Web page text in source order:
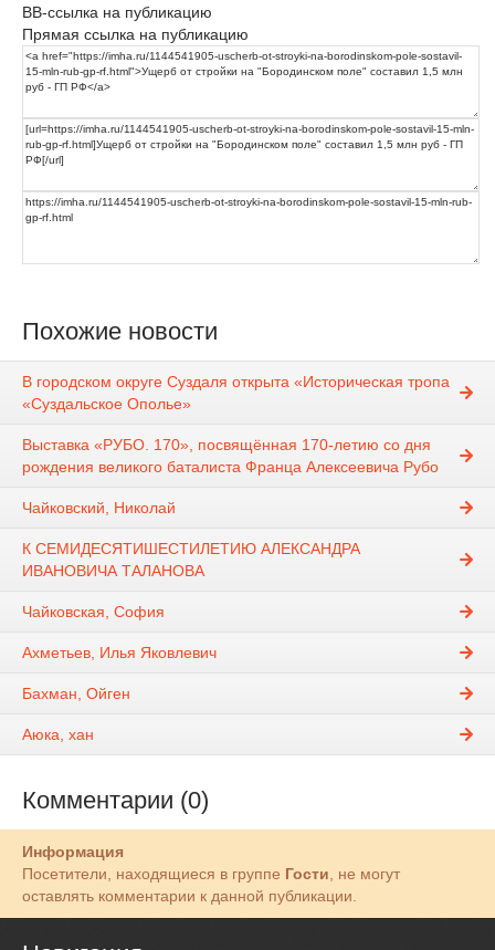
BB-ссылка на публикацию
Прямая ссылка на публикацию
Похожие новости
В городском округе Суздаля открыта «Историческая тропа
«Суздальское Ополье»
Выставка «РУБО. 170», посвящённая 170-летию со дня
рождения великого баталиста Франца Алексеевича Рубо
Чайковский, Николай
К СЕМИДЕСЯТИШЕСТИЛЕТИЮ АЛЕКСАНДРА
ИВАНОВИЧА ТАЛАНОВА
Чайковская, София
Ахметьев, Илья Яковлевич
Бахман, Ойген
Аюка, хан
Комментарии (0)
Информация
Посетители, находящиеся в группе Гости , не могут
оставлять комментарии к данной публикации.